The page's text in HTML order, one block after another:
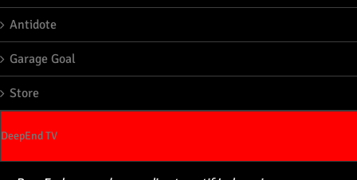
Antidote
Garage Goal
Store
DeepEnd TV